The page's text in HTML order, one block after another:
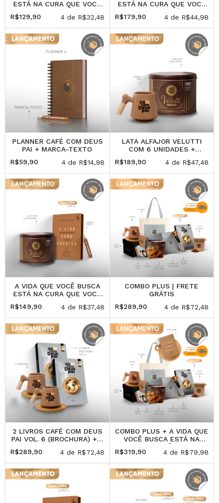
ESTÁ NA CURA QUE VOCÊ
MARCA-TEXTO
R$129,90 4 de R$32,48
ESTÁ NA CURA QUE VOCÊ
DEUS PAI (BROCHURA)
VOL.6 + PLANNER
R$179,90 4 de R$44,98
PLANNER CAFÉ COM DEUS
PAI + MARCA-TEXTO
R$59,90
4 de R$14,98
LATA ALFAJOR VELUTTI
COM 6 UNIDADES +
R$189,90 4 de R$47,48
A VIDA QUE VOCÊ BUSCA
ESTÁ NA CURA QUE VOCÊ
VELUTTI COM 6 UN +
MARCA-TEXTO
R$149,90 4 de R$37,48
COMBO PLUS | FRETE
GRÁTIS
R$289,90
4 de R$72,48
2 LIVROS CAFÉ COM DEUS
PAI VOL. 6 (BROCHURA) + 2
R$289,90 4 de R$72,48
COMBO PLUS + A VIDA QUE
VOCÊ BUSCA ESTÁ NA
CURA QUE VOCÊ PRECISA |
FRETE GRÁTIS
R$319,90 4 de R$79,98